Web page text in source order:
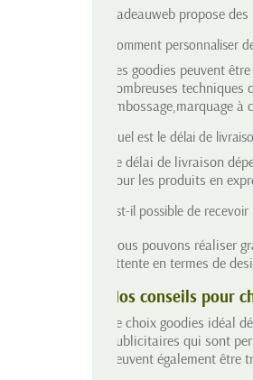
Cadeauweb propose
Comment personnaliser
Les goodies peuvent
nombreuses techniques
embossage,marquage
Quel est le délai de
Le délai de livraison
pour les produits en
Est-il possible de
Nous pouvons réaliser
attente en termes de
Nos conseils pour
Le choix goodies idéal
publicitaires qui sont
peuvent également